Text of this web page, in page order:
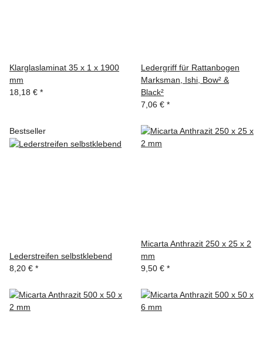
Klarglaslaminat 35 x 1 x 1900
mm
18,18 € *
Ledergriff für Rattanbogen
Marksman, Ishi, Bow² &
Black²
7,06 € *
Bestseller
Lederstreifen selbstklebend
8,20 € *
Micarta Anthrazit 250 x 25 x 2
mm
9,50 € *